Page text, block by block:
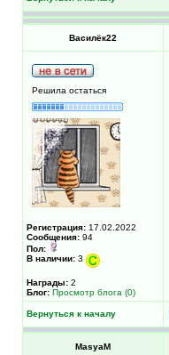
Василёк22
Решила остаться
Регистрация: 17.02.2022
Сообщения: 94
Пол:
В наличии: 3
Награды: 2
Блог: Просмотр блога (0)
Вернуться к началу
MasyaM